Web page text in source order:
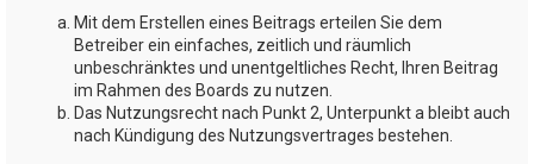
Mit dem Erstellen eines Beitrags erteilen Sie dem
Betreiber ein einfaches, zeitlich und räumlich
unbeschränktes und unentgeltliches Recht, Ihren Beitrag
im Rahmen des Boards zu nutzen.
Das Nutzungsrecht nach Punkt 2, Unterpunkt a bleibt auch
nach Kündigung des Nutzungsvertrages bestehen.